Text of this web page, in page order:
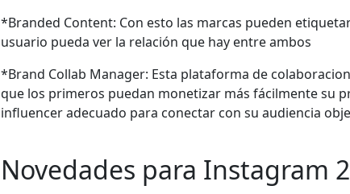
*Branded Content: Con esto las marcas pueden
usuario pueda ver la relación que hay entre ambos
*Brand Collab Manager: Esta plataforma de
que los primeros puedan monetizar más fácilmente su
influencer adecuado para conectar con su audiencia
Novedades para Instagram